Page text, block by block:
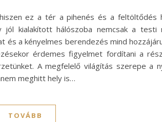
ez a tér a pihenés és a feltöltődés
kialakított hálószoba nemcsak a
a kényelmes berendezés mind
érdemes figyelmet fordítani a
A megfelelő világítás szerepe a
meghitt hely is…
TOVÁBB